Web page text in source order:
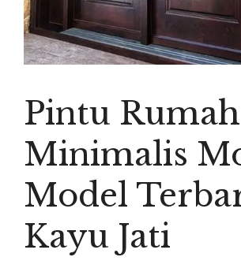
Pintu Rumah
Minimalis
Model
Kayu Jati